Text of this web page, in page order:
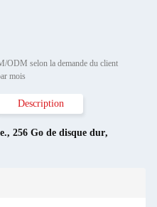
ODM selon la demande du client
mois
Description
, 256 Go de disque dur,